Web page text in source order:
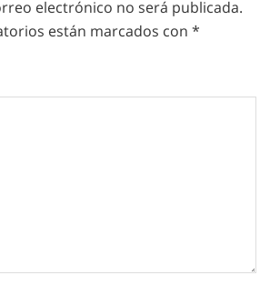
electrónico no será publicada.
están marcados con *